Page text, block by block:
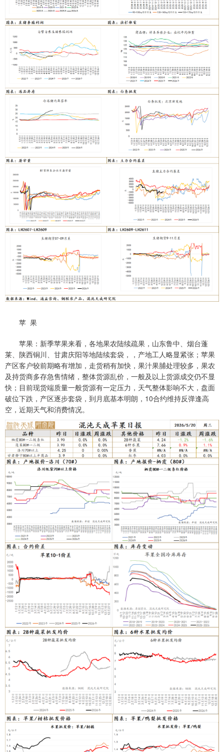
苹 果
苹果：新季苹果来看，各地果农陆续疏果，山东鲁中、烟台蓬
莱、陕西铜川、甘肃庆阳等地陆续套袋，，产地工人略显紧张；苹果
产区客户较前期略有增加，走货稍有加快，果汁果脯处理较多，果农
及持货商多存急售情绪，整体货源乱价，一般及以上货源成交仍不显
快；目前现货端质量一般货源有一定压力，天气整体影响不大，盘面
破位下跌，产区逐步套袋，到月底基本明朗，10合约维持反弹逢高
空，近期天气和消费情况。